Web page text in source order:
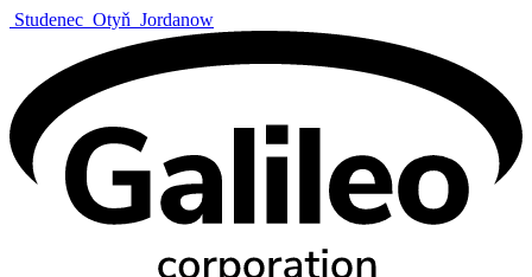
Studenec Otyň Jordanow